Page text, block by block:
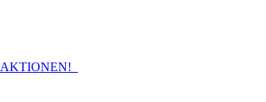
AKTIONEN!